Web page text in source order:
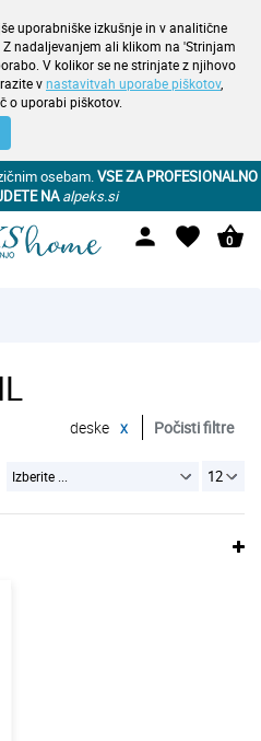
uporabniške izkušnje in v analitične
nadaljevanjem ali klikom na 'Strinjam
V kolikor se ne strinjate z njihovo
vnastavitvah uporabe piškotov,
o uporabi piškotov.
osebam.VSE ZA PROFESIONALNO
NA alpeks.si
person favorite shopping_basket
0
deske x Počisti filtre